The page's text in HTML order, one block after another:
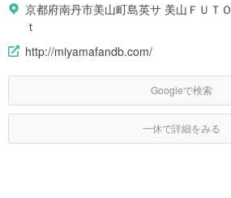
京都府南丹市美山町島英サ 美山ＦＵＴ
ｔ
http://miyamafandb.com/
Googleで検索
一休で詳細をみる